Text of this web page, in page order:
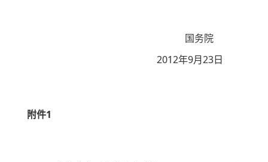
国务院
2012年9月23日
附件1